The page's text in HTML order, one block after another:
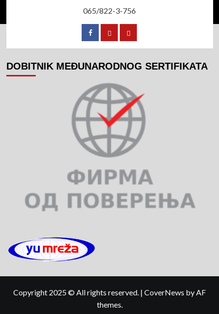
065/822-3-756
DOBITNIK MEĐUNARODNOG SERTIFIKATA
Copyright 2025 © All rights reserved. | CoverNews by AF
themes.